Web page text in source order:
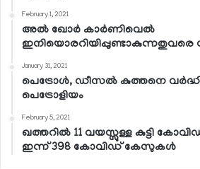
February 1, 2021
അല്‍ ഖോര്‍ കാര്‍ണിവെല്‍
ഇനിയൊരറിയിപ്പുണ്ടാകുന്നതുവരെ
January 31, 2021
പെട്രോള്‍, ഡീസല്‍ കുത്തനെ
പെട്രോളിയം
February 5, 2021
ഖത്തറില്‍ 11 വയസ്സുള്ള കുട്ടി കോവിഡ്
ഇന്ന് 398 കോവിഡ് കേസുകള്‍